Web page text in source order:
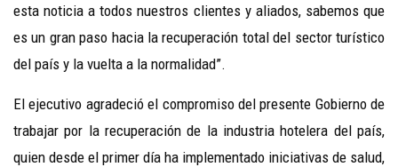
esta noticia a todos nuestros clientes y aliados, sabemos que
es un gran paso hacia la recuperación total del sector turístico
del país y la vuelta a la normalidad”.
El ejecutivo agradeció el compromiso del presente Gobierno de
trabajar por la recuperación de la industria hotelera del país,
quien desde el primer día ha implementado iniciativas de salud,